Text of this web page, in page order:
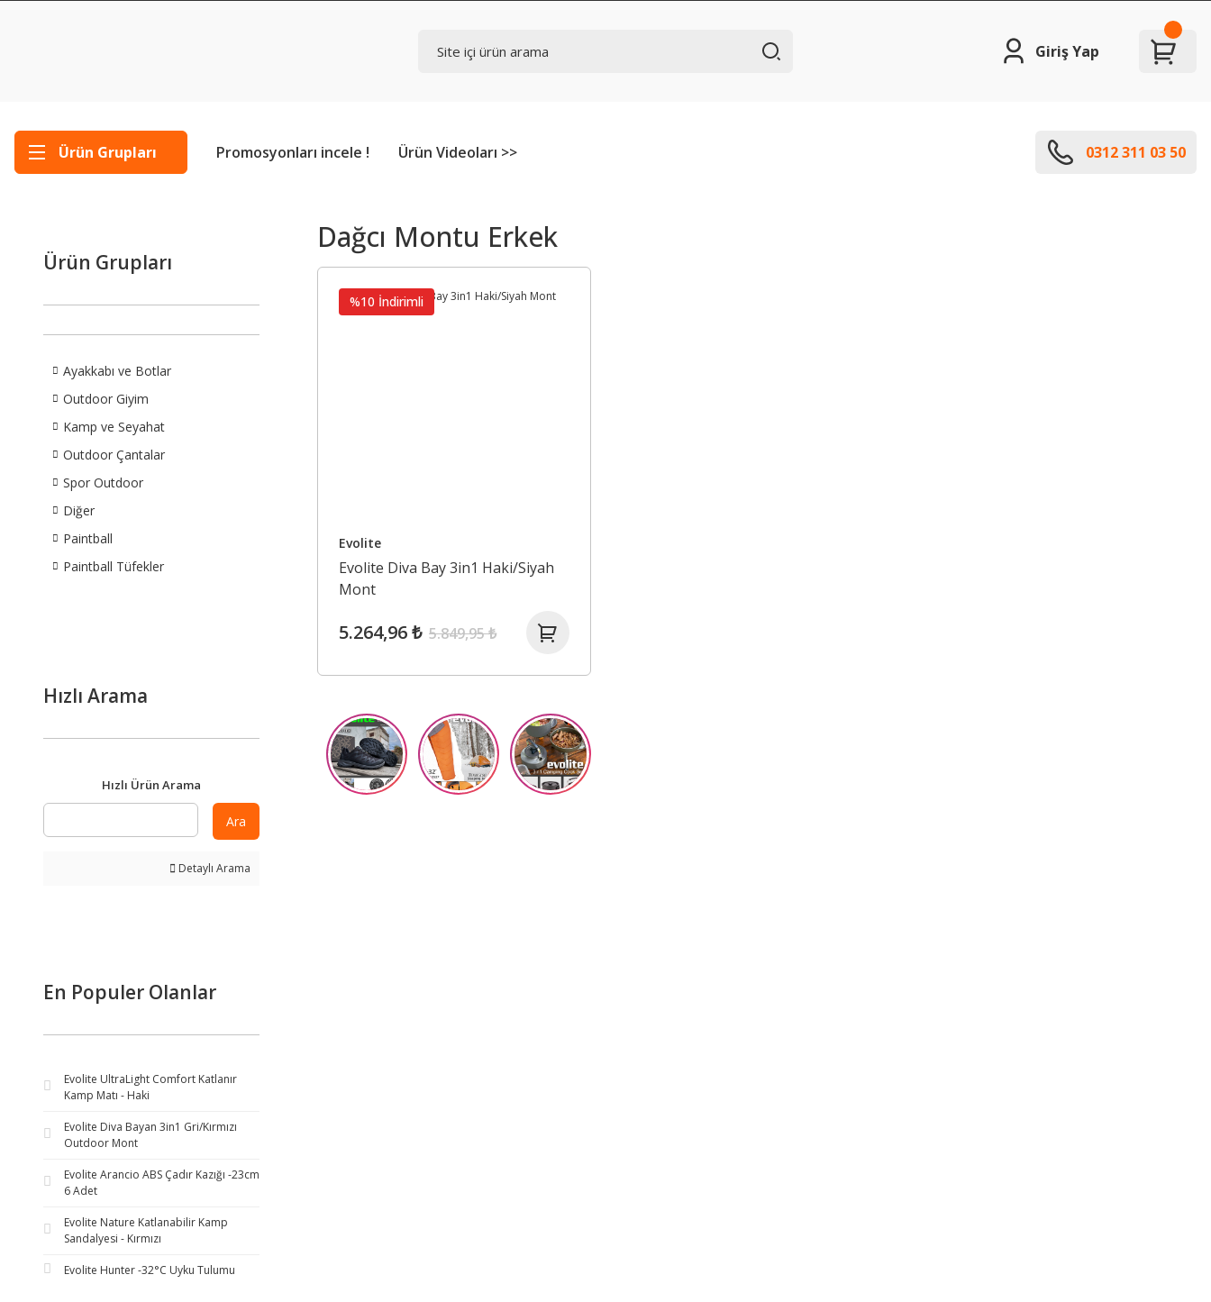
Giriş Yap
Ürün Grupları Promosyonları incele ! Ürün Videoları >> 0312 311 03 50
Ürün Grupları
Ayakkabı ve Botlar
Outdoor Giyim
Kamp ve Seyahat
Outdoor Çantalar
Spor Outdoor
Diğer
Paintball
Paintball Tüfekler
Hızlı Arama
Hızlı Ürün Arama
Ara
Detaylı Arama
En Populer Olanlar
Evolite UltraLight Comfort Katlanır
Kamp Matı - Haki
Evolite Diva Bayan 3in1 Gri/Kırmızı
Outdoor Mont
Evolite Arancio ABS Çadır Kazığı -23cm
6 Adet
Evolite Nature Katlanabilir Kamp
Sandalyesi - Kırmızı
Evolite Hunter -32°C Uyku Tulumu
Dağcı Montu Erkek
%10 İndirimli
Evolite
Evolite Diva Bay 3in1 Haki/Siyah
Mont
5.264,96 ₺ 5.849,95 ₺